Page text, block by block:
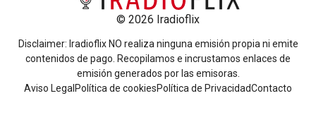
© 2026 Iradioflix
Disclaimer: Iradioflix NO realiza ninguna emisión propia ni emite
contenidos de pago. Recopilamos e incrustamos enlaces de
emisión generados por las emisoras.
Aviso LegalPolítica de cookiesPolítica de PrivacidadContacto